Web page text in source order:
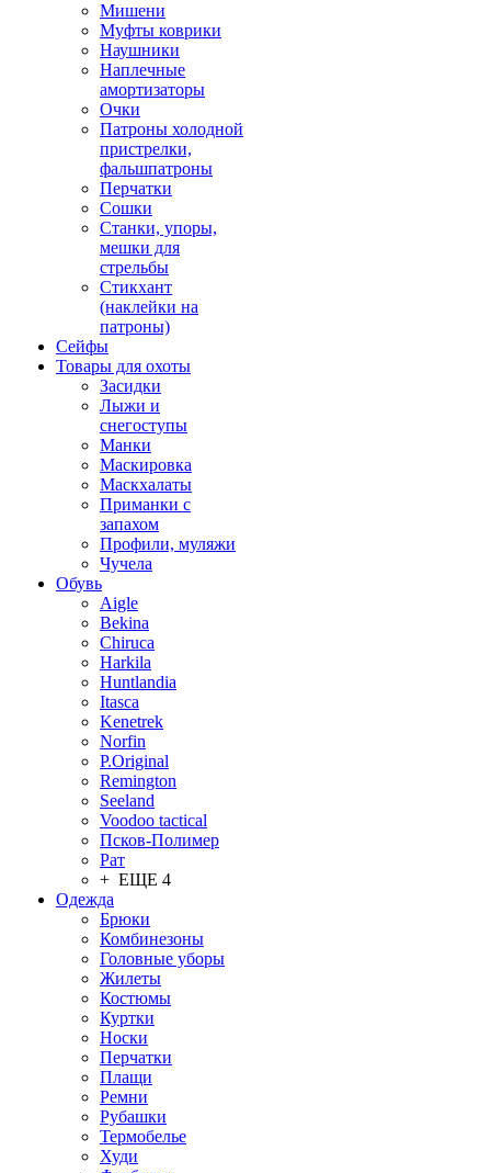
Мишени
Муфты коврики
Наушники
Наплечные
амортизаторы
Очки
Патроны холодной
пристрелки,
фальшпатроны
Перчатки
Сошки
Станки, упоры,
мешки для
стрельбы
Стикхант
(наклейки на
патроны)
Сейфы
Товары для охоты
Засидки
Лыжи и
снегоступы
Манки
Маскировка
Маскхалаты
Приманки с
запахом
Профили, муляжи
Чучела
Обувь
Aigle
Bekina
Chiruсa
Harkila
Huntlandia
Itasca
Kenetrek
Norfin
P.Original
Remington
Seeland
Voodoo tactical
Псков-Полимер
Рат
+ ЕЩЕ 4
Одежда
Брюки
Комбинезоны
Головные уборы
Жилеты
Костюмы
Куртки
Носки
Перчатки
Плащи
Ремни
Рубашки
Термобелье
Худи